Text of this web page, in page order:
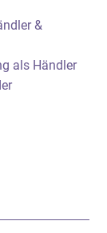
&
als Händler